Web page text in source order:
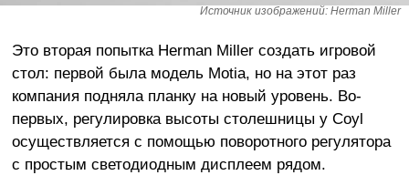
Источник изображений: Herman Miller
Это вторая попытка Herman Miller создать игровой
стол: первой была модель Motia, но на этот раз
компания подняла планку на новый уровень. Во-
первых, регулировка высоты столешницы у Coyl
осуществляется с помощью поворотного регулятора
с простым светодиодным дисплеем рядом.